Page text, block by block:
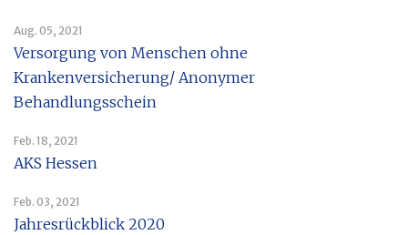
Aug. 05, 2021
Versorgung von Menschen ohne
Krankenversicherung/ Anonymer
Behandlungsschein
Feb. 18, 2021
AKS Hessen
Feb. 03, 2021
Jahresrückblick 2020